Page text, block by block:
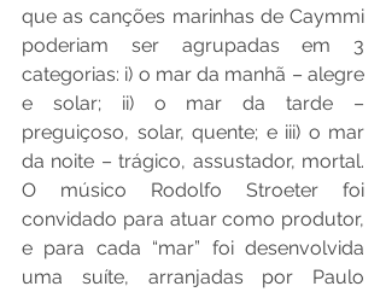
que as canções marinhas de Caymmi
poderiam ser agrupadas em 3
categorias: i) o mar da manhã – alegre
e solar; ii) o mar da tarde –
preguiçoso, solar, quente; e iii) o mar
da noite – trágico, assustador, mortal.
O músico Rodolfo Stroeter foi
convidado para atuar como produtor,
e para cada “mar” foi desenvolvida
uma suíte, arranjadas por Paulo